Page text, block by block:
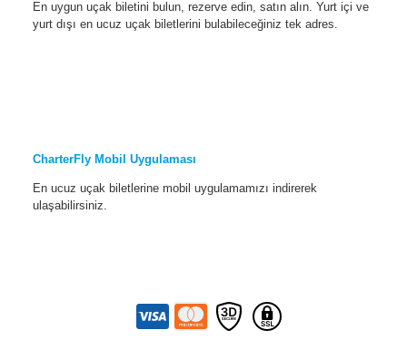
En uygun uçak biletini bulun, rezerve edin, satın alın. Yurt içi ve
yurt dışı en ucuz uçak biletlerini bulabileceğiniz tek adres.
CharterFly Mobil Uygulaması
En ucuz uçak biletlerine mobil uygulamamızı indirerek
ulaşabilirsiniz.